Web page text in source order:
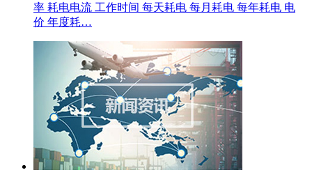
率 耗电电流 工作时间 每天耗电 每月耗电 每年耗电 电
价 年度耗…